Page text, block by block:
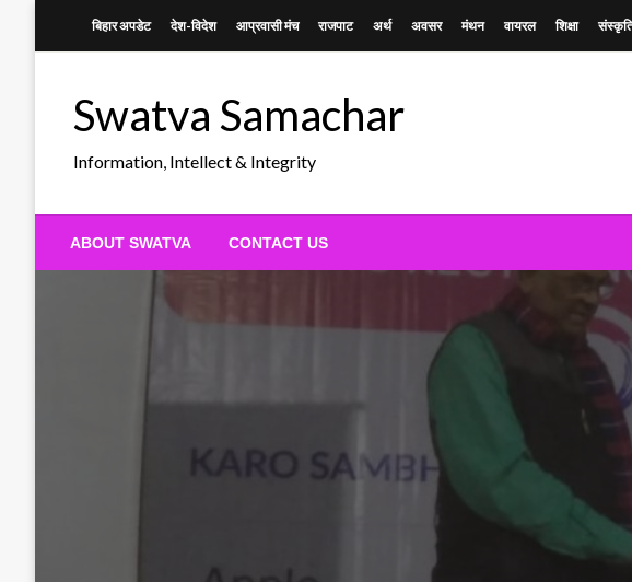
बिहार अपडेट देश-विदेश आप्रवासी मंच राजपाट अर्थ अवसर मंथन वायरल शिक्षा
Swatva Samachar
Information, Intellect & Integrity
ABOUT SWATVA CONTACT US